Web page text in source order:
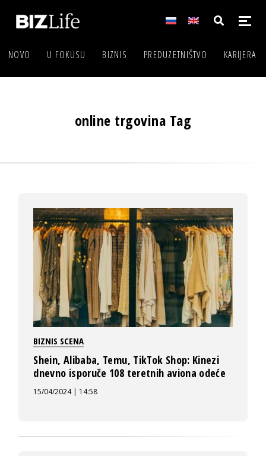
NOVO U FOKUSU BIZNIS PREDUZETNIŠTVO KARIJERA
online trgovina Tag
BIZNIS SCENA
Shein, Alibaba, Temu, TikTok Shop: Kinezi
dnevno isporuče 108 teretnih aviona odeće
15/04/2024 | 14:58